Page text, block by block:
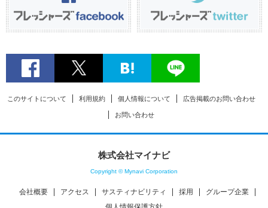
このサイトについて 利用規約 個人情報について 広告掲載のお問い合わせ
お問い合わせ
株式会社マイナビ
Copyright © Mynavi Corporation
会社概要 アクセス サスティナビリティ 採用
グループ企業